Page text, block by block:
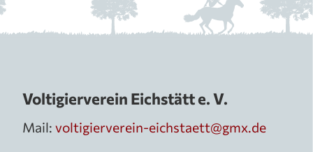
Voltigierverein Eichstätt e. V.
Mail: voltigierverein-eichstaett@gmx.de